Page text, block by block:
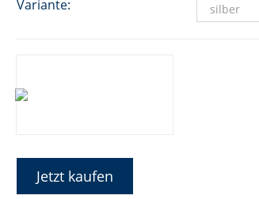
Variante:
Jetzt kaufen